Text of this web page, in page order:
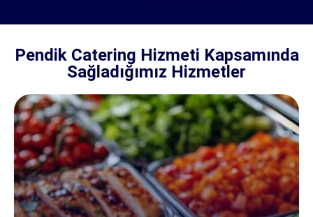
Pendik Catering Hizmeti Kapsamında
Sağladığımız Hizmetler